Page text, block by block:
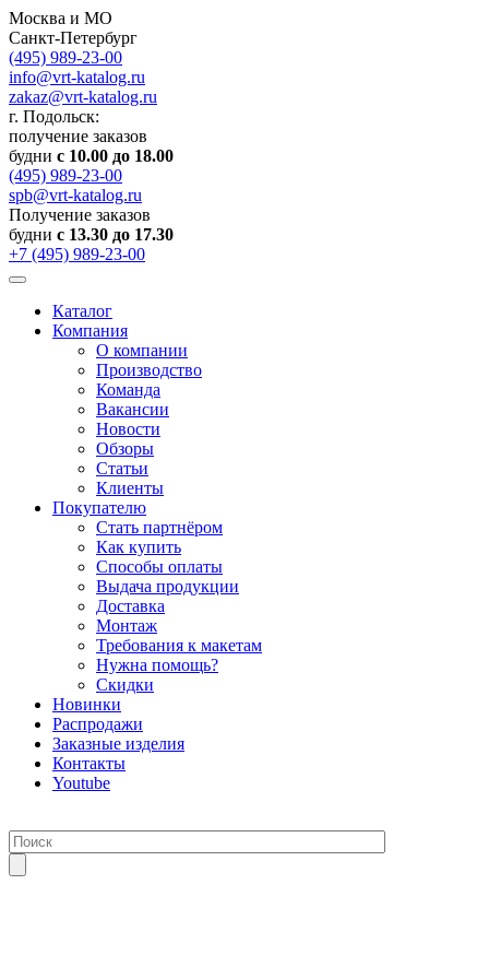
Москва и МО
Санкт-Петербург
(495) 989-23-00
info@vrt-katalog.ru
zakaz@vrt-katalog.ru
г. Подольск:
получение заказов
будни с 10.00 до 18.00
(495) 989-23-00
spb@vrt-katalog.ru
Получение заказов
будни с 13.30 до 17.30
+7 (495) 989-23-00
Каталог
Компания
О компании
Производство
Команда
Вакансии
Новости
Обзоры
Статьи
Клиенты
Покупателю
Стать партнёром
Как купить
Способы оплаты
Выдача продукции
Доставка
Монтаж
Требования к макетам
Нужна помощь?
Скидки
Новинки
Распродажи
Заказные изделия
Контакты
Youtube